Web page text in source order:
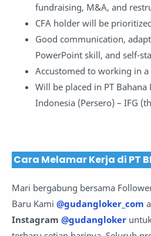
fundraising, M&A, and
CFA holder will be
Good communication,
PowerPoint skill, and self-
Accustomed to working in
Will be placed in PT Bahana
Indonesia (Persero) – IFG
Cara Melamar Kerja di PT
Mari bergabung bersama
Baru Kami @gudangloker_com
Instagram @gudangloker